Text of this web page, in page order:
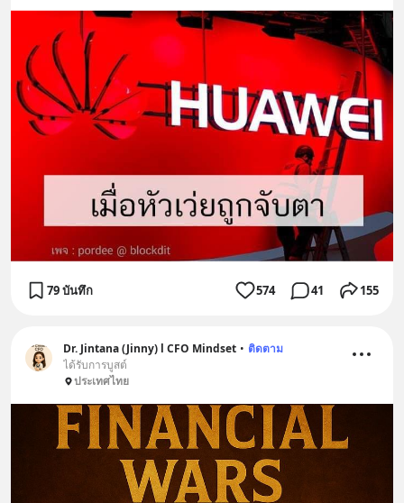
79 บันทึก 574 41 155
Dr. Jintana (Jinny) l CFO Mindset • ติดตาม
ได้รับการบูสต์
ประเทศไทย